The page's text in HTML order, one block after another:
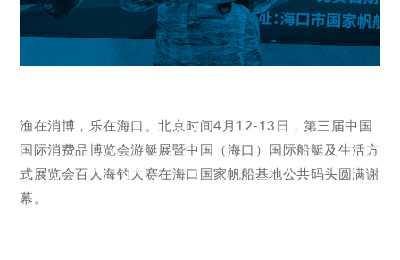
渔在消博，乐在海口。北京时间4月12-13日，第三届中国
国际消费品博览会游艇展暨中国（海口）国际船艇及生活方
式展览会百人海钓大赛在海口国家帆船基地公共码头圆满谢
幕。